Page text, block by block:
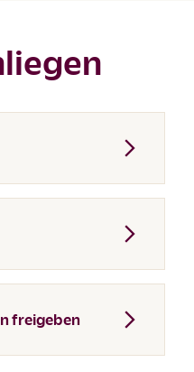
freigeben